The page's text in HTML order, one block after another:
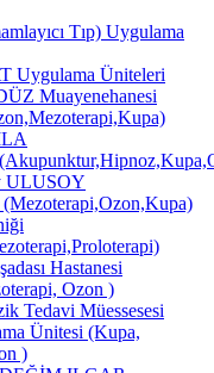
Tıp) Uygulama
Uygulama Üniteleri
Muayenehanesi
ULUSOY
(Mezoterapi,Ozon,Kupa)
Hastanesi
Ozon )
Tedavi Müessesesi
Ünitesi (Kupa,
)